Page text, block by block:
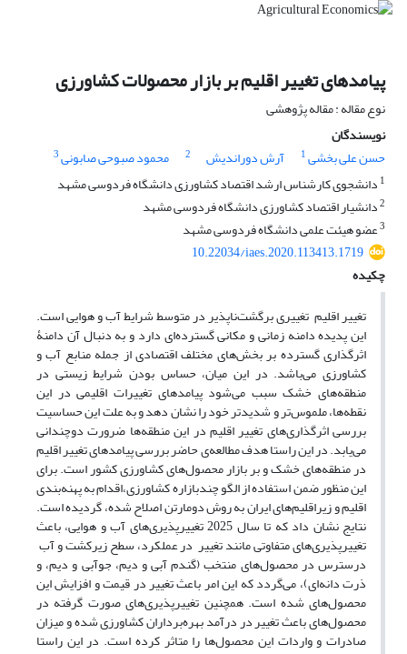
پیامدهای تغییر اقلیم بر بازار محصولات کشاورزی
نوع مقاله : مقاله پژوهشی
نویسندگان
حسن علی بخشی1 آرش دوراندیش 2 محمود صبوحی صابونی3
1 دانشجوی کارشناس ارشد اقتصاد کشاورزی دانشگاه فردوسی مشهد
2دانشیار اقتصاد کشاورزی دانشگاه فردوسی مشهد
3عضو هیئت علمی دانشگاه فردوسی مشهد
10.22034/iaes.2020.113413.1719
چکیده
تغییر اقلیم تغییری برگشت‌ناپذیر در متوسط شرایط آب و هوایی است.
این پدیده دامنه زمانی و مکانی گسترده‌ای دارد و به دنبال آن دامنۀ
اثرگذاری گسترده بر بخش‌های مختلف اقتصادی از جمله منابع آب و
کشاورزی می‌باشد. در این میان، حساس بودن شرایط زیستی در
منطقه‌های خشک سبب می‌شود پیامدهای تغییرات اقلیمی در این
نقطه‌ها، ملموس‌تر و شدیدتر خود را نشان دهد و به علت این حساسیت
بررسی اثرگذاری‌های تغییر اقلیم در این منطقه‌ها ضرورت دوچندانی
می‌یابد. در این راستا هدف مطالعه‌ی حاضر بررسی پیامدهای تغییر اقلیم
در منطقه‌های خشک و بر بازار محصول‌های کشاورزی کشور است. برای
این منظور ضمن استفاده از الگو چندبازاره کشاورزی،اقدام به پهنه‌بندی
اقلیم و زیراقلیم‌‌های ایران به روش دومارتن اصلاح شده، گردیده است.
نتایج نشان داد که تا سال‌ 2025 تغییرپذیری‌های آب و هوایی، باعث
تغییرپذیری‌های متفاوتی مانند تغییر در عملکرد، سطح زیرکشت و آب
درسترس در محصول‌های منتخب (گندم آبی و دیم، جوآبی و دیم، و
ذرت دانه‌ای)، می‌گردد که این امر باعث تغییر در قیمت و افزایش این
محصول‌های شده است. همچنین تغییرپذیری‌های صورت گرفته در
محصول‌های باعث تغییر در درآمد بهره‌برداران کشاورزی شده و میزان
صادرات و واردات این محصول‌ها را متاثر کرده است. در این راستا